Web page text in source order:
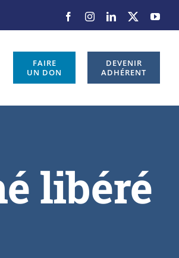
FAIRE
UN DON
DEVENIR
ADHÉRENT
libéré